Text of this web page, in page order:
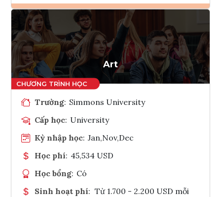
Ghi danh
Tham vấn Interlink
Art
Trường: Simmons University
Cấp học: University
Kỳ nhập học: Jan,Nov,Dec
Học phí: 45,534 USD
Học bổng: Có
Sinh hoạt phí: Từ 1.700 - 2.200 USD mỗi